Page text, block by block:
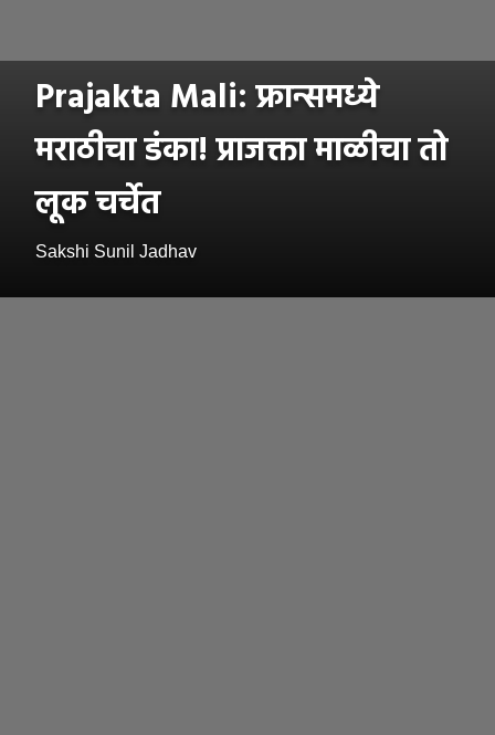
Prajakta Mali: फ्रान्समध्ये
मराठीचा डंका! प्राजक्ता माळीचा तो
लूक चर्चेत
Sakshi Sunil Jadhav